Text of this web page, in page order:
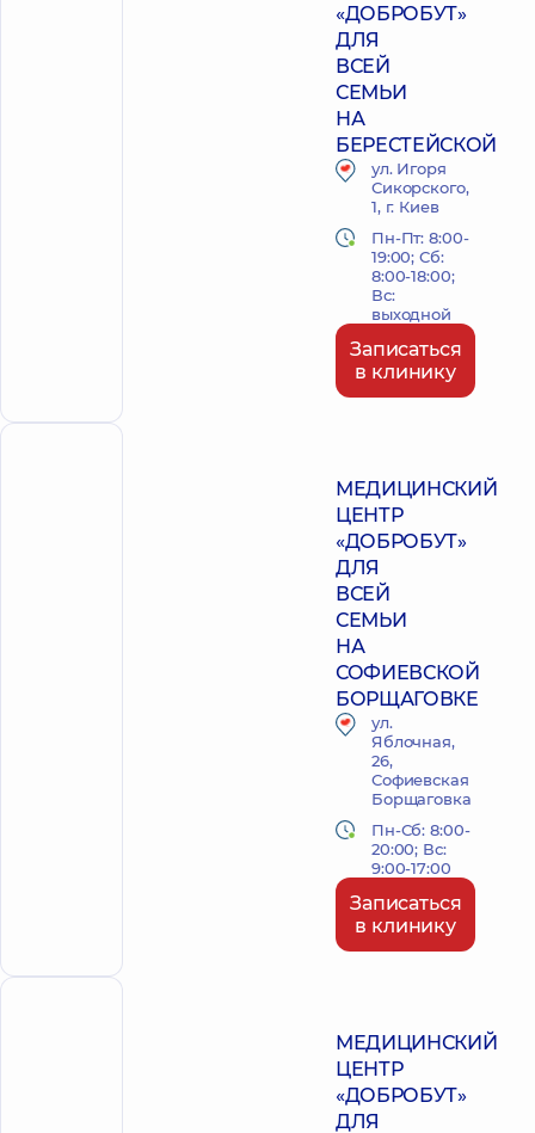
«ДОБРОБУТ»
ДЛЯ
ВСЕЙ
СЕМЬИ
НА
БЕРЕСТЕЙСКОЙ
ул. Игоря
Сикорского,
1, г. Киев
Пн-Пт: 8:00-
19:00; Сб:
8:00-18:00;
Вс:
выходной
Записаться
в клинику
МЕДИЦИНСКИЙ
ЦЕНТР
«ДОБРОБУТ»
ДЛЯ
ВСЕЙ
СЕМЬИ
НА
СОФИЕВСКОЙ
БОРЩАГОВКЕ
ул.
Яблочная,
26,
Софиевская
Борщаговка
Пн-Сб: 8:00-
20:00; Вс:
9:00-17:00
Записаться
в клинику
МЕДИЦИНСКИЙ
ЦЕНТР
«ДОБРОБУТ»
ДЛЯ